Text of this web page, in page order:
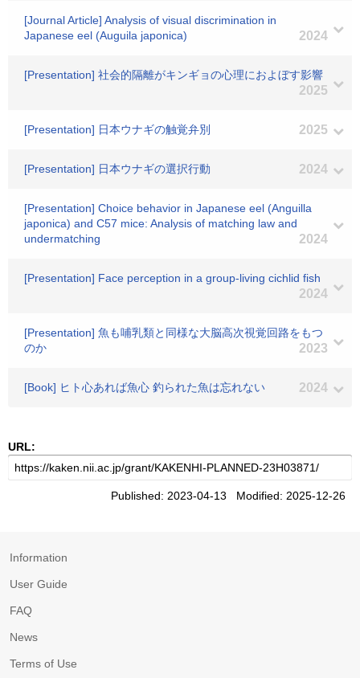
[Journal Article] Analysis of visual discrimination in
Japanese eel (Auguila japonica)
2024
[Presentation] 社会的隔離がキンギョの心理におよぼす影響
2025
[Presentation] 日本ウナギの触覚弁別 2025
[Presentation] 日本ウナギの選択行動 2024
[Presentation] Choice behavior in Japanese eel (Anguilla
japonica) and C57 mice: Analysis of matching law and
undermatching
2024
[Presentation] Face perception in a group-living cichlid fish
2024
[Presentation] 魚も哺乳類と同様な大脳高次視覚回路をもつ
のか
2023
[Book] ヒト心あれば魚心 釣られた魚は忘れない 2024
URL:
Published: 2023-04-13 Modified: 2025-12-26
Information
User Guide
FAQ
News
Terms of Use